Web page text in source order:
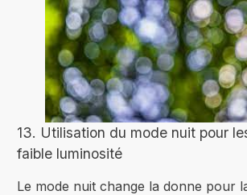
13. Utilisation du mode nuit pour
faible luminosité
Le mode nuit change la donne pour